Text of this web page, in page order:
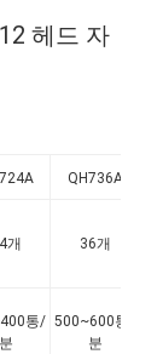
헤드 자
QH736A
개 36개
통/
분
500~600통/
분